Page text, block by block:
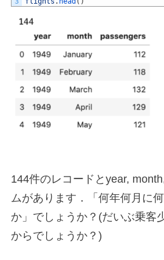
144件のレコードとyear,
ムがあります．「何年何月に
か」でしょうか？(だいぶ乗客
からでしょうか？)